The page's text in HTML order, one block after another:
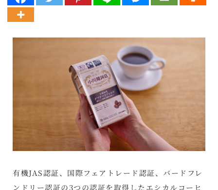
有機JAS認証、国際フェアトレード認証、バードフレ
ンドリー認証の3つの認証を取得したエシカルコーヒ